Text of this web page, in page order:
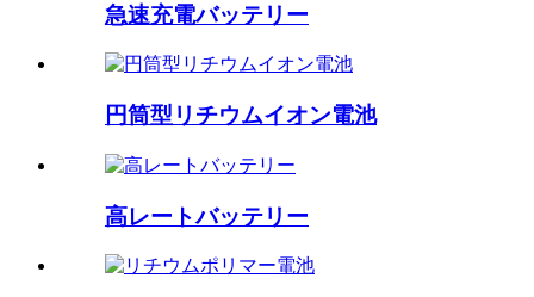
急速充電バッテリー
円筒型リチウムイオン電池
高レートバッテリー